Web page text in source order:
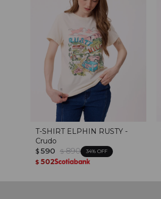
T-SHIRT ELPHIN RUSTY -
Crudo
$ 590 $ 890 34
$ 502